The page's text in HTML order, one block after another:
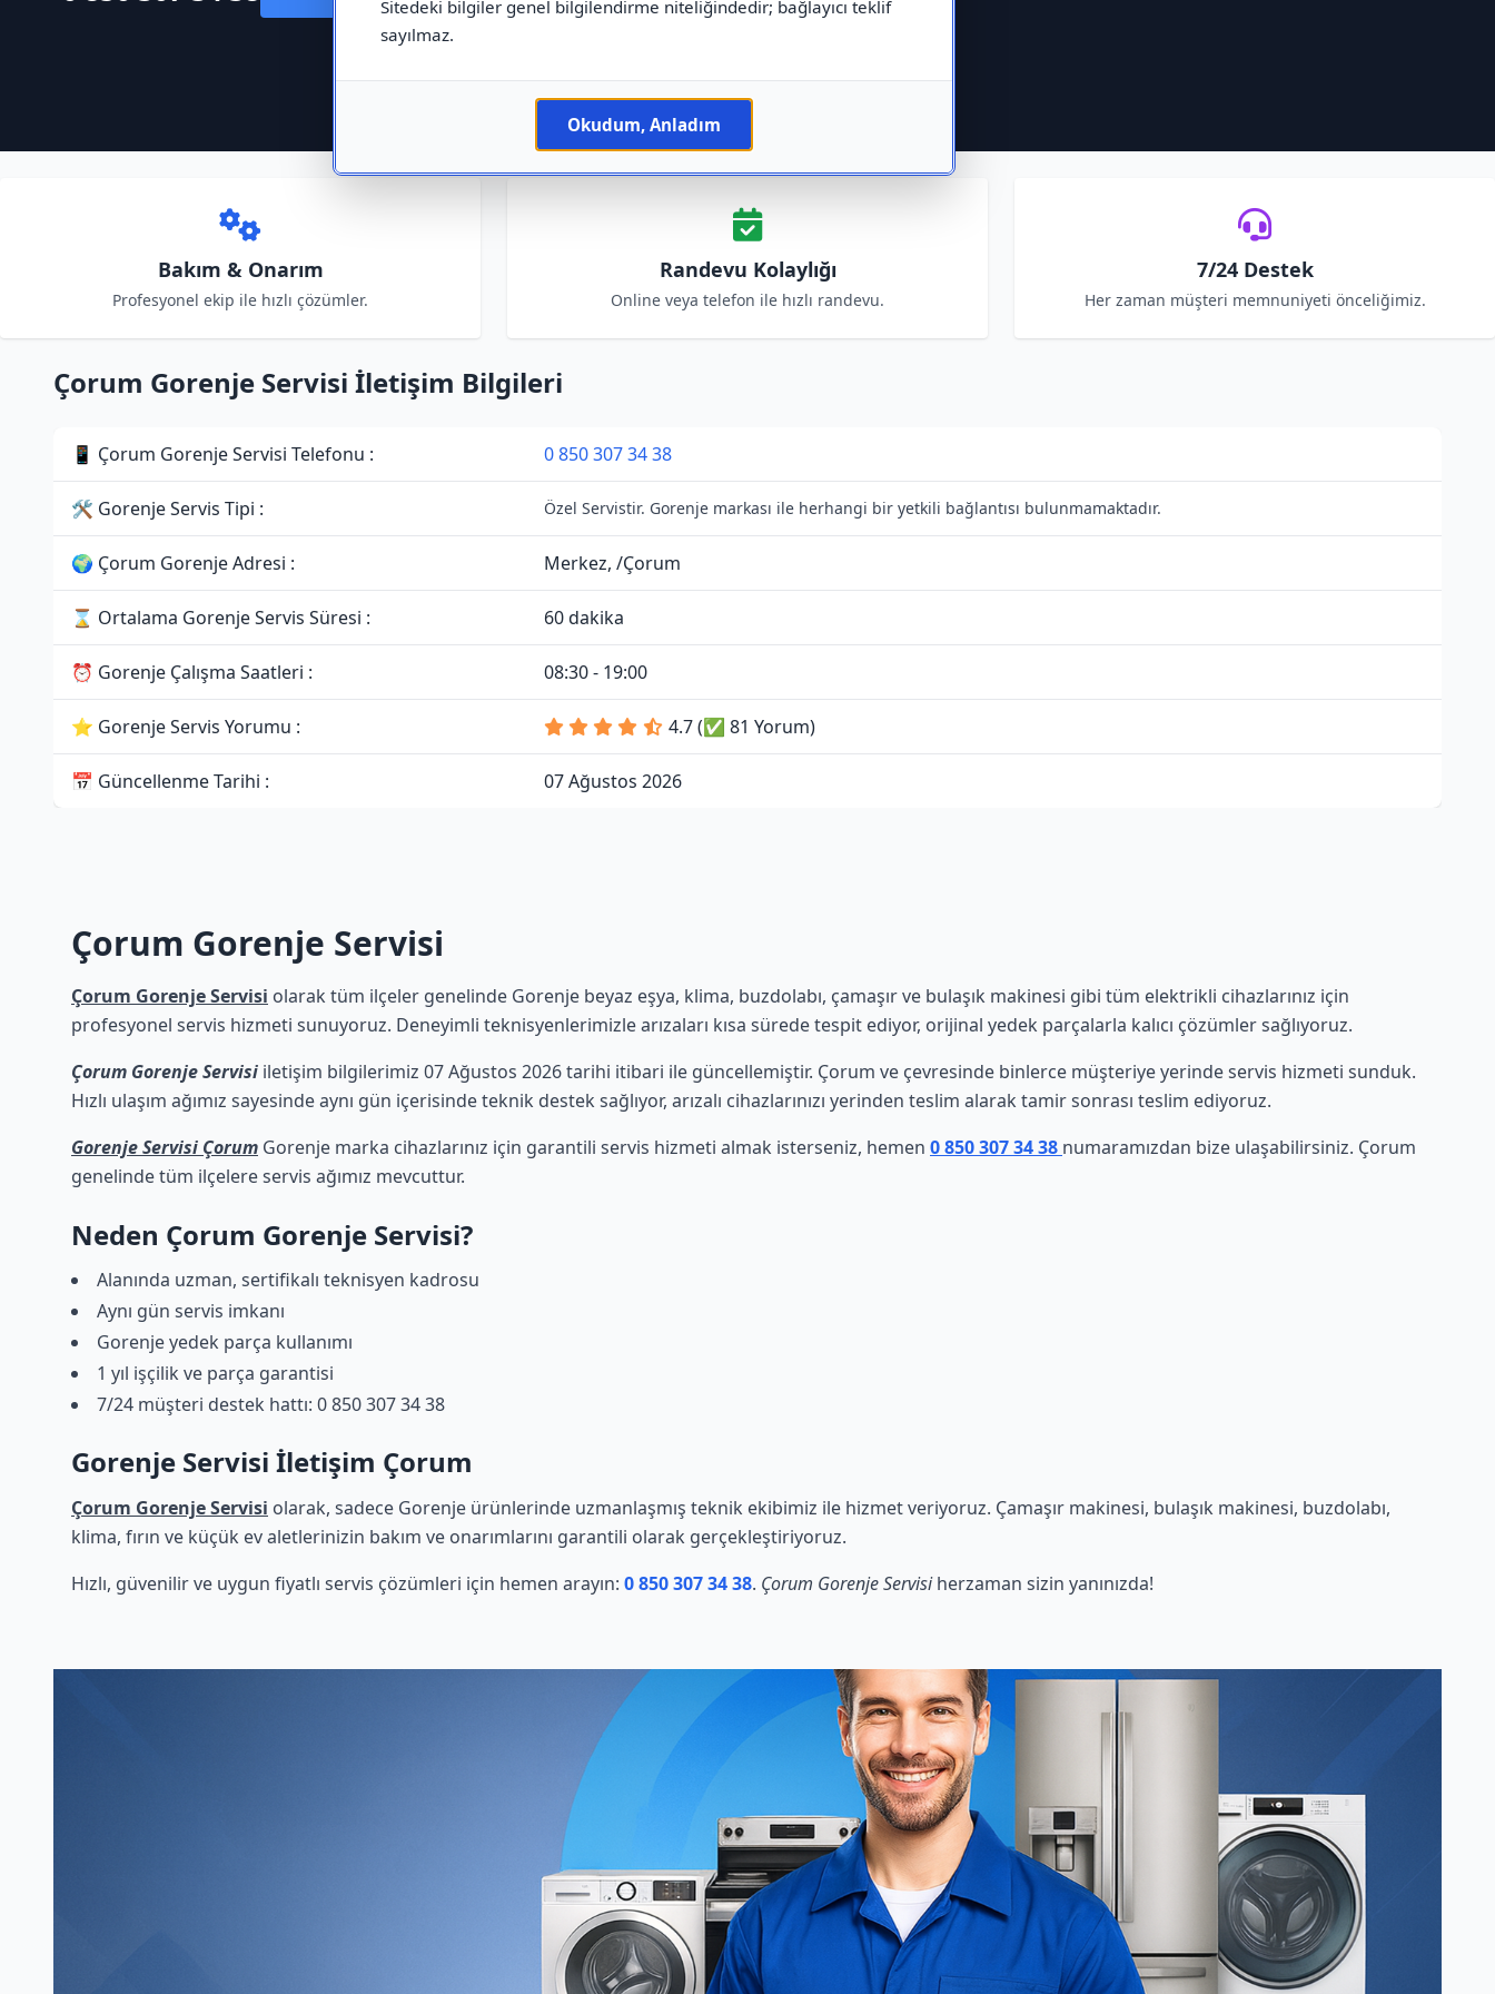
Sitedeki bilgiler genel bilgilendirme niteliğindedir; bağlayıcı teklif
sayılmaz.
Okudum, Anladım
Bakım & Onarım
Profesyonel ekip ile hızlı çözümler.
Randevu Kolaylığı
Online veya telefon ile hızlı randevu.
7/24 Destek
Her zaman müşteri memnuniyeti önceliğimiz.
Çorum Gorenje Servisi İletişim Bilgileri
📱 Çorum Gorenje Servisi Telefonu : 0 850 307 34 38
🛠 Gorenje Servis Tipi : Özel Servistir. Gorenje markası ile herhangi bir yetkili bağlantısı bulunmamaktadır.
🌍 Çorum Gorenje Adresi : Merkez, /Çorum
⌛ Ortalama Gorenje Servis Süresi : 60 dakika
⏰ Gorenje Çalışma Saatleri : 08:30 - 19:00
⭐ Gorenje Servis Yorumu : 4.7 (✅ 81 Yorum)
📅 Güncellenme Tarihi : 07 Ağustos 2026
Çorum Gorenje Servisi
Çorum Gorenje Servisi olarak tüm ilçeler genelinde Gorenje beyaz eşya, klima, buzdolabı, çamaşır ve bulaşık makinesi gibi tüm elektrikli cihazlarınız için
profesyonel servis hizmeti sunuyoruz. Deneyimli teknisyenlerimizle arızaları kısa sürede tespit ediyor, orijinal yedek parçalarla kalıcı çözümler sağlıyoruz.
Çorum Gorenje Servisi iletişim bilgilerimiz 07 Ağustos 2026 tarihi itibari ile güncellemiştir. Çorum ve çevresinde binlerce müşteriye yerinde servis hizmeti sunduk.
Hızlı ulaşım ağımız sayesinde aynı gün içerisinde teknik destek sağlıyor, arızalı cihazlarınızı yerinden teslim alarak tamir sonrası teslim ediyoruz.
Gorenje Servisi Çorum Gorenje marka cihazlarınız için garantili servis hizmeti almak isterseniz, hemen 0 850 307 34 38 numaramızdan bize ulaşabilirsiniz. Çorum
genelinde tüm ilçelere servis ağımız mevcuttur.
Neden Çorum Gorenje Servisi?
Alanında uzman, sertifikalı teknisyen kadrosu
Aynı gün servis imkanı
Gorenje yedek parça kullanımı
1 yıl işçilik ve parça garantisi
7/24 müşteri destek hattı: 0 850 307 34 38
Gorenje Servisi İletişim Çorum
Çorum Gorenje Servisi olarak, sadece Gorenje ürünlerinde uzmanlaşmış teknik ekibimiz ile hizmet veriyoruz. Çamaşır makinesi, bulaşık makinesi, buzdolabı,
klima, fırın ve küçük ev aletlerinizin bakım ve onarımlarını garantili olarak gerçekleştiriyoruz.
Hızlı, güvenilir ve uygun fiyatlı servis çözümleri için hemen arayın: 0 850 307 34 38. Çorum Gorenje Servisiherzaman sizin yanınızda!